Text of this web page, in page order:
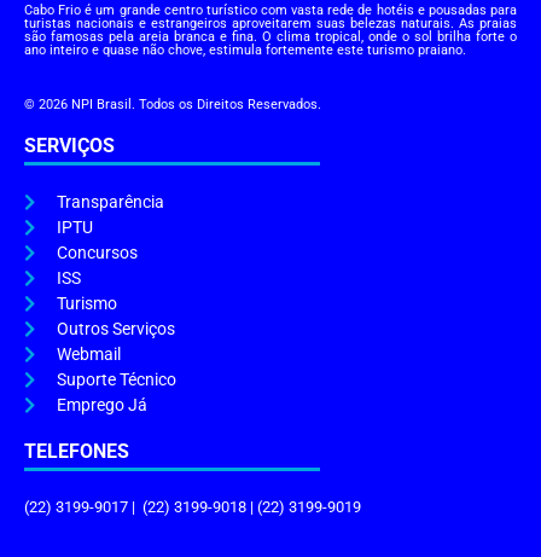
Cabo Frio é um grande centro turístico com vasta rede de hotéis e pousadas para
turistas nacionais e estrangeiros aproveitarem suas belezas naturais. As praias
são famosas pela areia branca e fina. O clima tropical, onde o sol brilha forte o
ano inteiro e quase não chove, estimula fortemente este turismo praiano.
© 2026 NPI Brasil. Todos os Direitos Reservados.
SERVIÇOS
Transparência
IPTU
Concursos
ISS
Turismo
Outros Serviços
Webmail
Suporte Técnico
Emprego Já
TELEFONES
(22) 3199-9017 | (22) 3199-9018 | (22) 3199-9019